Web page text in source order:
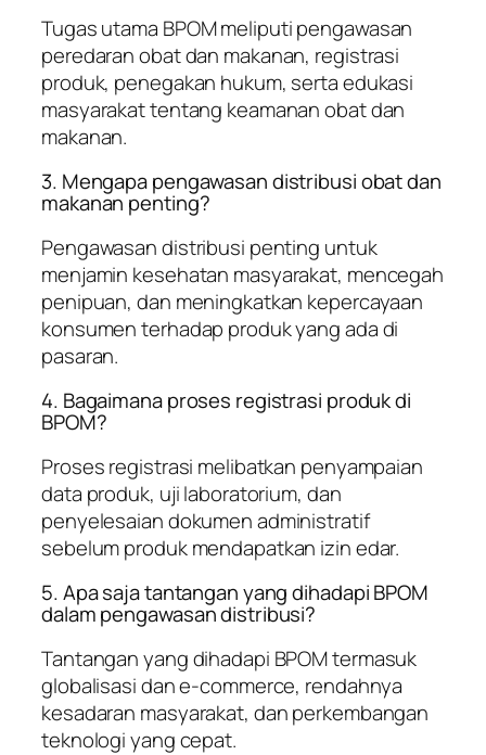
Tugas utama BPOM meliputi pengawasan
peredaran obat dan makanan, registrasi
produk, penegakan hukum, serta edukasi
masyarakat tentang keamanan obat dan
makanan.
3. Mengapa pengawasan distribusi obat dan
makanan penting?
Pengawasan distribusi penting untuk
menjamin kesehatan masyarakat, mencegah
penipuan, dan meningkatkan kepercayaan
konsumen terhadap produk yang ada di
pasaran.
4. Bagaimana proses registrasi produk di
BPOM?
Proses registrasi melibatkan penyampaian
data produk, uji laboratorium, dan
penyelesaian dokumen administratif
sebelum produk mendapatkan izin edar.
5. Apa saja tantangan yang dihadapi BPOM
dalam pengawasan distribusi?
Tantangan yang dihadapi BPOM termasuk
globalisasi dan e-commerce, rendahnya
kesadaran masyarakat, dan perkembangan
teknologi yang cepat.